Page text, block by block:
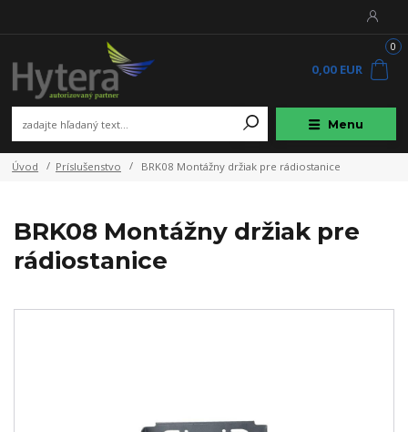
Menu
0
0,00 EUR
Úvod Príslušenstvo BRK08 Montážny držiak pre rádiostanice
BRK08 Montážny držiak pre
rádiostanice